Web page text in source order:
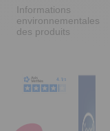
Informations
environnementales
des produits